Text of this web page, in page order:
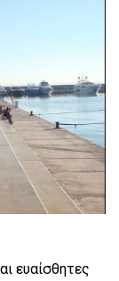
ευαίσθητες